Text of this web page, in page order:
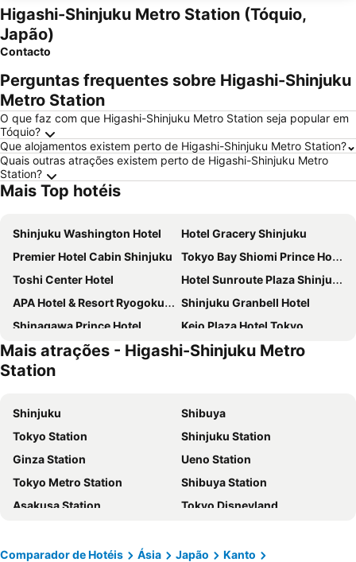
Higashi-Shinjuku Metro Station (Tóquio,
Japão)
Contacto
Perguntas frequentes sobre Higashi-Shinjuku
Metro Station
O que faz com que Higashi-Shinjuku Metro Station seja popular em
Tóquio?
Que alojamentos existem perto de Higashi-Shinjuku Metro Station?
Quais outras atrações existem perto de Higashi-Shinjuku Metro
Station?
Mais Top hotéis
Shinjuku Washington Hotel
Hotel Gracery Shinjuku
Premier Hotel Cabin Shinjuku
Tokyo Bay Shiomi Prince Hotel
Toshi Center Hotel
Hotel Sunroute Plaza Shinjuku
APA Hotel & Resort Ryogoku Ekimae Tower
Shinjuku Granbell Hotel
Shinagawa Prince Hotel
Keio Plaza Hotel Tokyo
Sotetsu Fresa Inn Higashi Shinjuku
LYURO Tokyo Kiyosumi by THE SHARE HOTELS
APA Hotel & Resort Roppongi Ekihigashi
HOTEL GRAPHY Shibuya
Shibuya Excel Hotel Tokyu
Imperial Hotel Tokyo
Hotel Villa Fontaine Grand Tokyo-Shiodome
Hotel Keihan Tsukiji Ginza Grande
APA HOTEL Roppongi Six
Tobu Hotel Levant Tokyo
APA Hotel PRIDE Akasaka Kokkaigijidomae
JR Kyushu Hotel Blossom Shinjuku
Hotel Sunlite Shinjuku
APA Hotel Shinjuku Kabukicho Tower
Hotel JAL City Tokyo Toyosu
Mais atrações - Higashi-Shinjuku Metro
Station
Shinjuku
Shibuya
Tokyo Station
Shinjuku Station
Ginza Station
Ueno Station
Tokyo Metro Station
Shibuya Station
Asakusa Station
Tokyo Disneyland
Shinjuku Metro Station
Shinagawa Station
Comparador de Hotéis Ásia Japão
Kanto